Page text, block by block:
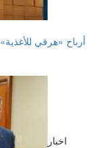
اخبار